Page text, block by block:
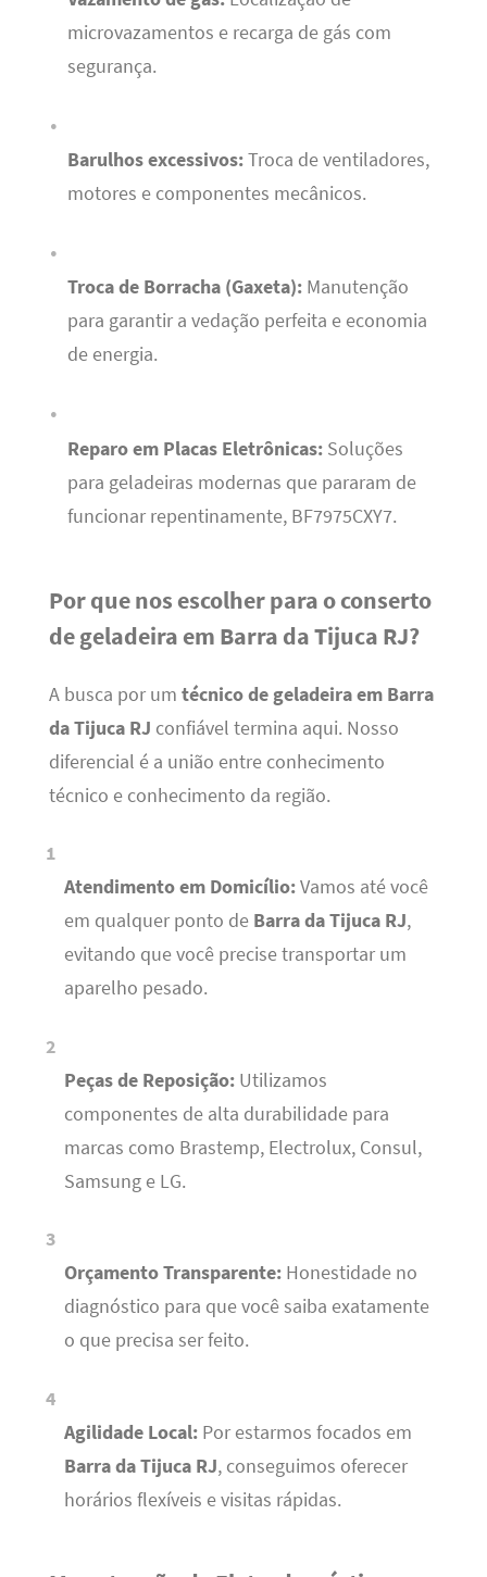
microvazamentos e recarga de gás com
segurança.
Barulhos excessivos:Troca de ventiladores,
motores e componentes mecânicos.
Troca de Borracha (Gaxeta):Manutenção
para garantir a vedação perfeita e economia
de energia.
Reparo em Placas Eletrônicas:Soluções
para geladeiras modernas que pararam de
funcionar repentinamente, BF7975CXY7.
Por que nos escolher para o conserto
de geladeira em Barra da Tijuca RJ?
A busca por um técnico de geladeira em Barra
da Tijuca RJ confiável termina aqui. Nosso
diferencial é a união entre conhecimento
técnico e conhecimento da região.
Atendimento em Domicílio:Vamos até você
em qualquer ponto de Barra da Tijuca RJ,
evitando que você precise transportar um
aparelho pesado.
Peças de Reposição:Utilizamos
componentes de alta durabilidade para
marcas como Brastemp, Electrolux, Consul,
Samsung e LG.
Orçamento Transparente:Honestidade no
diagnóstico para que você saiba exatamente
o que precisa ser feito.
Agilidade Local:Por estarmos focados em
Barra da Tijuca RJ, conseguimos oferecer
horários flexíveis e visitas rápidas.